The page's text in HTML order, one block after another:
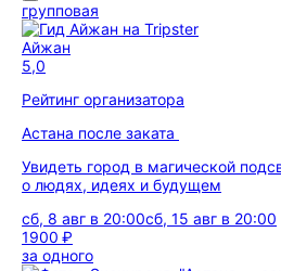
групповая
Айжан
5,0
Рейтинг организатора
Астана после заката
Увидеть город в магической
о людях, идеях и будущем
сб, 8 авг в 20:00сб, 15 авг в 20:00
1900 ₽
за одного